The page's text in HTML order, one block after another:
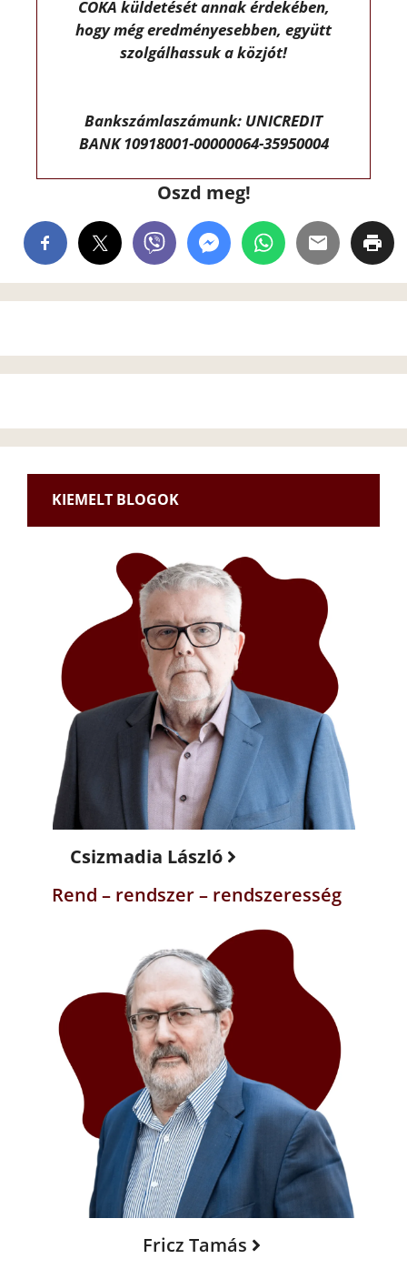
CÖKA küldetését annak érdekében,
hogy még eredményesebben, együtt
szolgálhassuk a közjót!
Bankszámlaszámunk: UNICREDIT
BANK 10918001-00000064-35950004
Oszd meg!
KIEMELT BLOGOK
Csizmadia László
Rend – rendszer – rendszeresség
Fricz Tamás